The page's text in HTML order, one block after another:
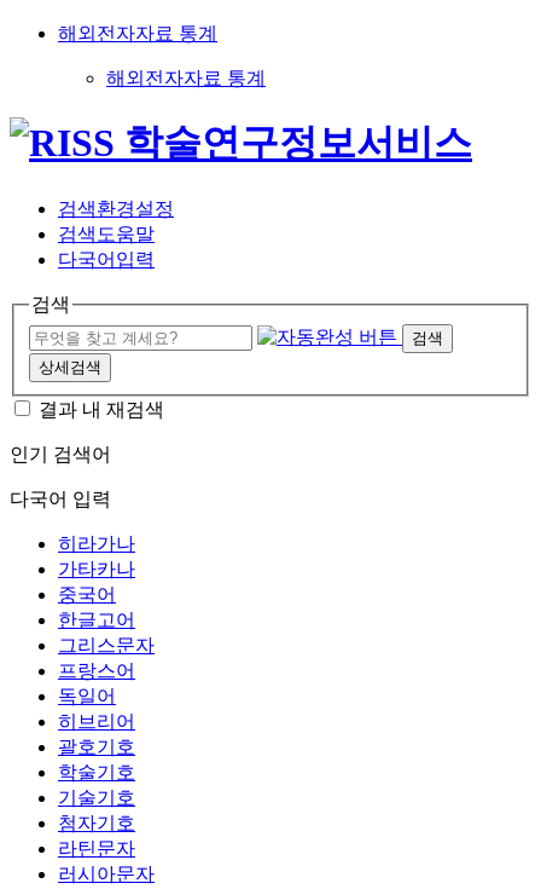
해외전자자료 통계
해외전자자료 통계
검색환경설정
검색도움말
다국어입력
검색
검색
상세검색
결과 내 재검색
인기 검색어
다국어 입력
히라가나
가타카나
중국어
한글고어
그리스문자
프랑스어
독일어
히브리어
괄호기호
학술기호
기술기호
첨자기호
라틴문자
러시아문자